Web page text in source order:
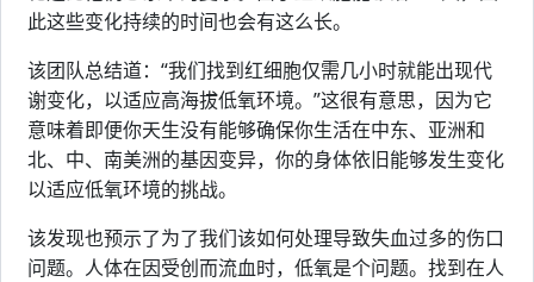
此这些变化持续的时间也会有这么长。
该团队总结道：“我们找到红细胞仅需几小时就能出现代
谢变化，以适应高海拔低氧环境。”这很有意思，因为它
意味着即便你天生没有能够确保你生活在中东、亚洲和
北、中、南美洲的基因变异，你的身体依旧能够发生变化
以适应低氧环境的挑战。
该发现也预示了为了我们该如何处理导致失血过多的伤口
问题。人体在因受创而流血时，低氧是个问题。找到在人